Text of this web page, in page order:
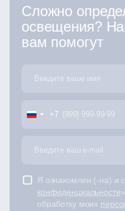
Сложно
освещения?
вам помогут
+7
Я ознакомлен (-на) и
конфиденциальности
обработку моих